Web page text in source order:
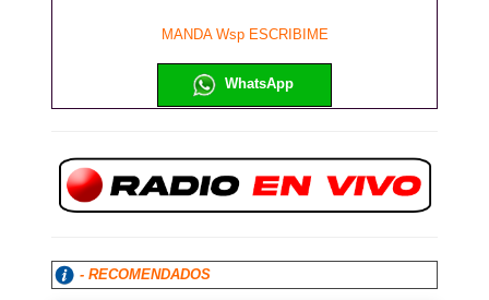
MANDA Wsp ESCRIBIME
WhatsApp
- RECOMENDADOS